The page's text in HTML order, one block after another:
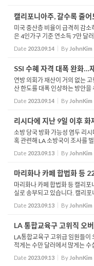
캘리포니아주, 갈수록 줄
미국 중산층 비율이 급격히 감
은 4인가구 기준 연소득 7만 달
국 4인 가족을 기준으로 최소
산층에...
Date 2023.09.14 By JohnKim
SSI 수혜 자격 대폭 완화…
연방 의회가 재산이 거의 없는
산 한도를 대폭 인상하는 방안
러인 보유 재산 한도를 각각 1
재산한도...
Date 2023.09.14 By JohnKim
리시다에 지난 9일 이후 화
소방 당국 방화 가능성 염두 리
혹 관련해 LA 소방국이 조사를
지 72시간 동안 Reseda에서
작은 규모...
Date 2023.09.13 By JohnKim
마리화나 카페 합법화 등
마리화나 카페 합법화 등 캘리
실로 송부되고 있습니다. 캘리
제외하는 것을 금지하는 법안을
안, ...
Date 2023.09.13 By JohnKim
LA 통합교육구 고위직 오
LA통합교육구 고위급 임원들이
적게는 수만 달러에서 많게는
는 지난 11일 교육구 시니어 행
난 3년간 오...
Date 2023.09.13 By JohnKim